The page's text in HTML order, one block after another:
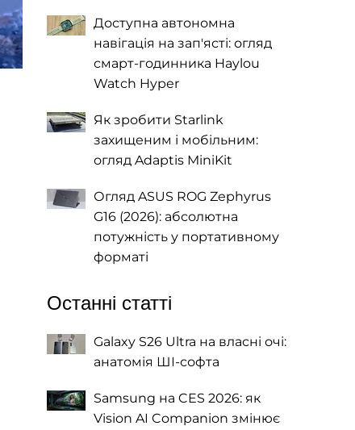
Доступна автономна
навігація на зап'ясті: огляд
смарт-годинника Haylou
Watch Hyper
Як зробити Starlink
захищеним і мобільним:
огляд Adaptis MiniKit
Огляд ASUS ROG Zephyrus
G16 (2026): абсолютна
потужність у портативному
форматі
Останні статті
Galaxy S26 Ultra на власні очі:
анатомія ШІ-софта
Samsung на CES 2026: як
Vision AI Companion змінює